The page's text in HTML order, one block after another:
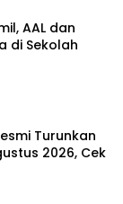
AAL dan
di Sekolah
Turunkan
2026, Cek